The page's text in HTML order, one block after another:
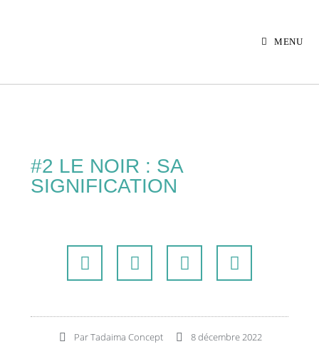
MENU
#2 LE NOIR : SA
SIGNIFICATION
ParTadaima Concept
8 décembre 2022